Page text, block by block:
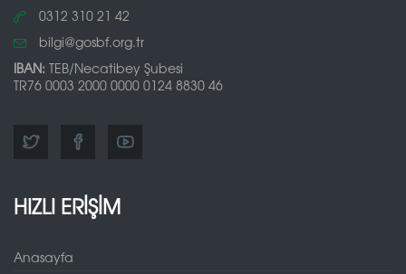
0312 310 21 42
bilgi@gosbf.org.tr
IBAN: TEB/Necatibey Şubesi
TR76 0003 2000 0000 0124 8830 46
HIZLI ERİŞİM
Anasayfa